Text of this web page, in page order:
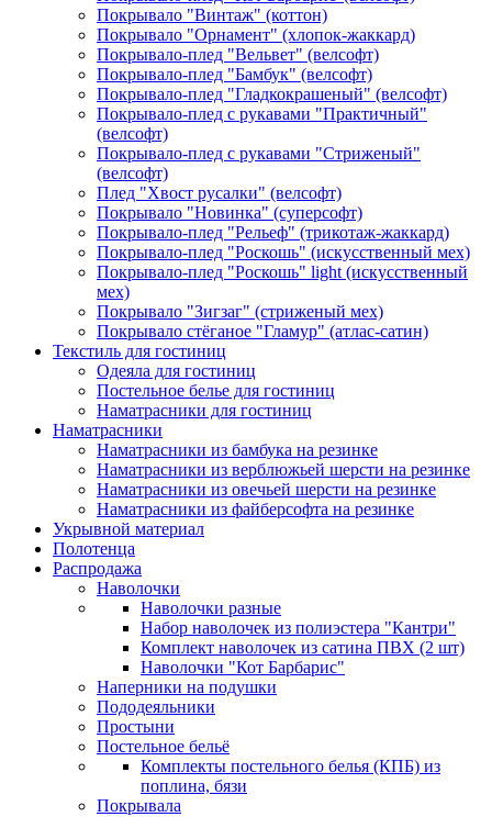
Покрывало "Винтаж" (коттон)
Покрывало "Орнамент" (хлопок-жаккард)
Покрывало-плед "Вельвет" (велсофт)
Покрывало-плед "Бамбук" (велсофт)
Покрывало-плед "Гладкокрашеный" (велсофт)
Покрывало-плед с рукавами "Практичный"
(велсофт)
Покрывало-плед с рукавами "Стриженый"
(велсофт)
Плед "Хвост русалки" (велсофт)
Покрывало "Новинка" (суперсофт)
Покрывало-плед "Рельеф" (трикотаж-жаккард)
Покрывало-плед "Роскошь" (искусственный мех)
Покрывало-плед "Роскошь" light (искусственный
мех)
Покрывало "Зигзаг" (стриженый мех)
Покрывало стёганое "Гламур" (атлас-сатин)
Текстиль для гостиниц
Одеяла для гостиниц
Постельное белье для гостиниц
Наматрасники для гостиниц
Наматрасники
Наматрасники из бамбука на резинке
Наматрасники из верблюжьей шерсти на резинке
Наматрасники из овечьей шерсти на резинке
Наматрасники из файберсофта на резинке
Укрывной материал
Полотенца
Распродажа
Наволочки
Наволочки разные
Набор наволочек из полиэстера "Кантри"
Комплект наволочек из сатина ПВХ (2 шт)
Наволочки "Кот Барбарис"
Наперники на подушки
Пододеяльники
Простыни
Постельное бельё
Комплекты постельного белья (КПБ) из
поплина, бязи
Покрывала